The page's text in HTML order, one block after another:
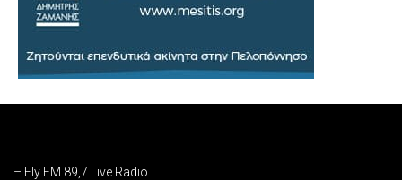
– Fly FM 89,7 Live Radio